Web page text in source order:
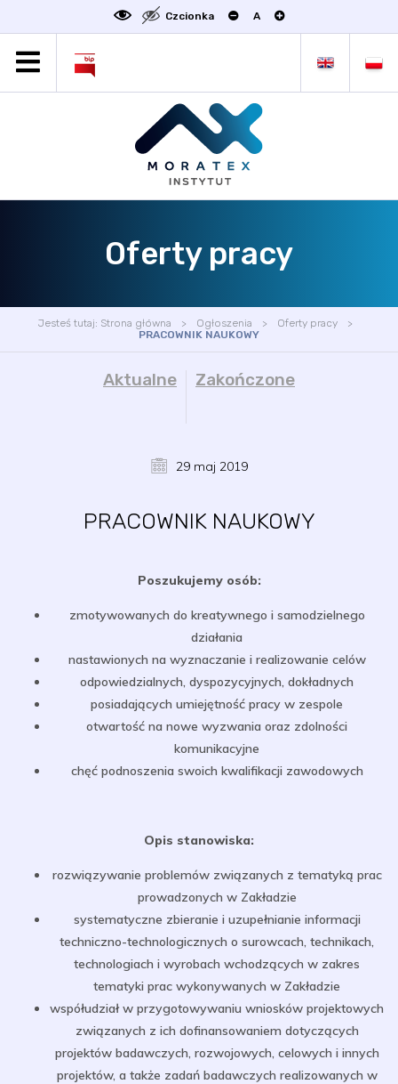
Czcionka A
OGŁOSZENIA
DEKLARACJA DOSTĘPNOŚCI
Oferty pracy
Jesteś tutaj: Strona główna Ogłoszenia
Oferty pracy
PRACOWNIK NAUKOWY
Aktualne Zakończone
29 maj 2019
PRACOWNIK NAUKOWY
Poszukujemy osób:
zmotywowanych do kreatywnego i samodzielnego
działania
nastawionych na wyznaczanie i realizowanie celów
odpowiedzialnych, dyspozycyjnych, dokładnych
posiadających umiejętność pracy w zespole
otwartość na nowe wyzwania oraz zdolności
komunikacyjne
chęć podnoszenia swoich kwalifikacji zawodowych
Opis stanowiska:
rozwiązywanie problemów związanych z tematyką prac
prowadzonych w Zakładzie
systematyczne zbieranie i uzupełnianie informacji
techniczno-technologicznych o surowcach, technikach,
technologiach i wyrobach wchodzących w zakres
tematyki prac wykonywanych w Zakładzie
współudział w przygotowywaniu wniosków projektowych
związanych z ich dofinansowaniem dotyczących
projektów badawczych, rozwojowych, celowych i innych
projektów, a także zadań badawczych realizowanych w